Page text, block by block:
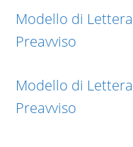
Modello di
Preavviso
Modello di
Preavviso